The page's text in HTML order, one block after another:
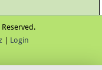
| Login